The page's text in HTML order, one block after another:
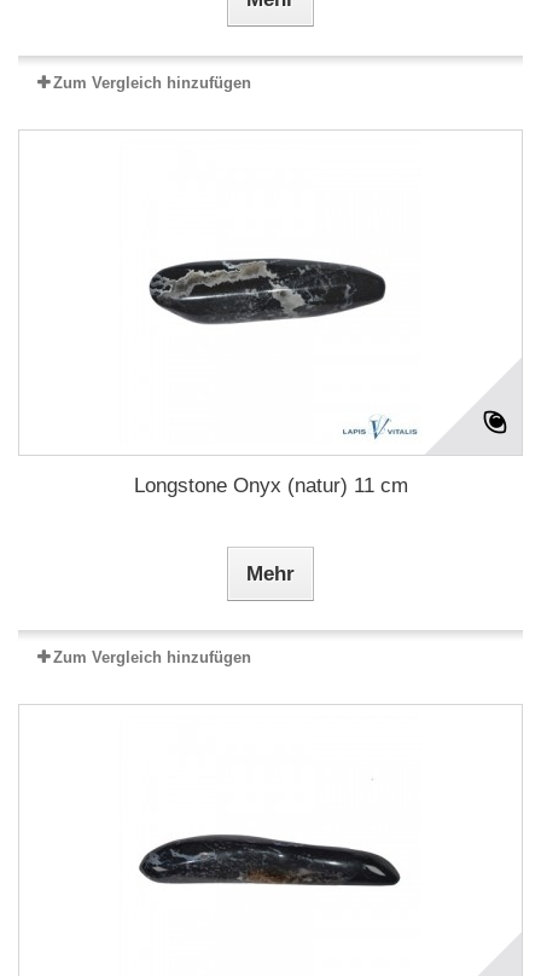
Zum Vergleich hinzufügen
Longstone Onyx (natur) 11 cm
Mehr
Zum Vergleich hinzufügen